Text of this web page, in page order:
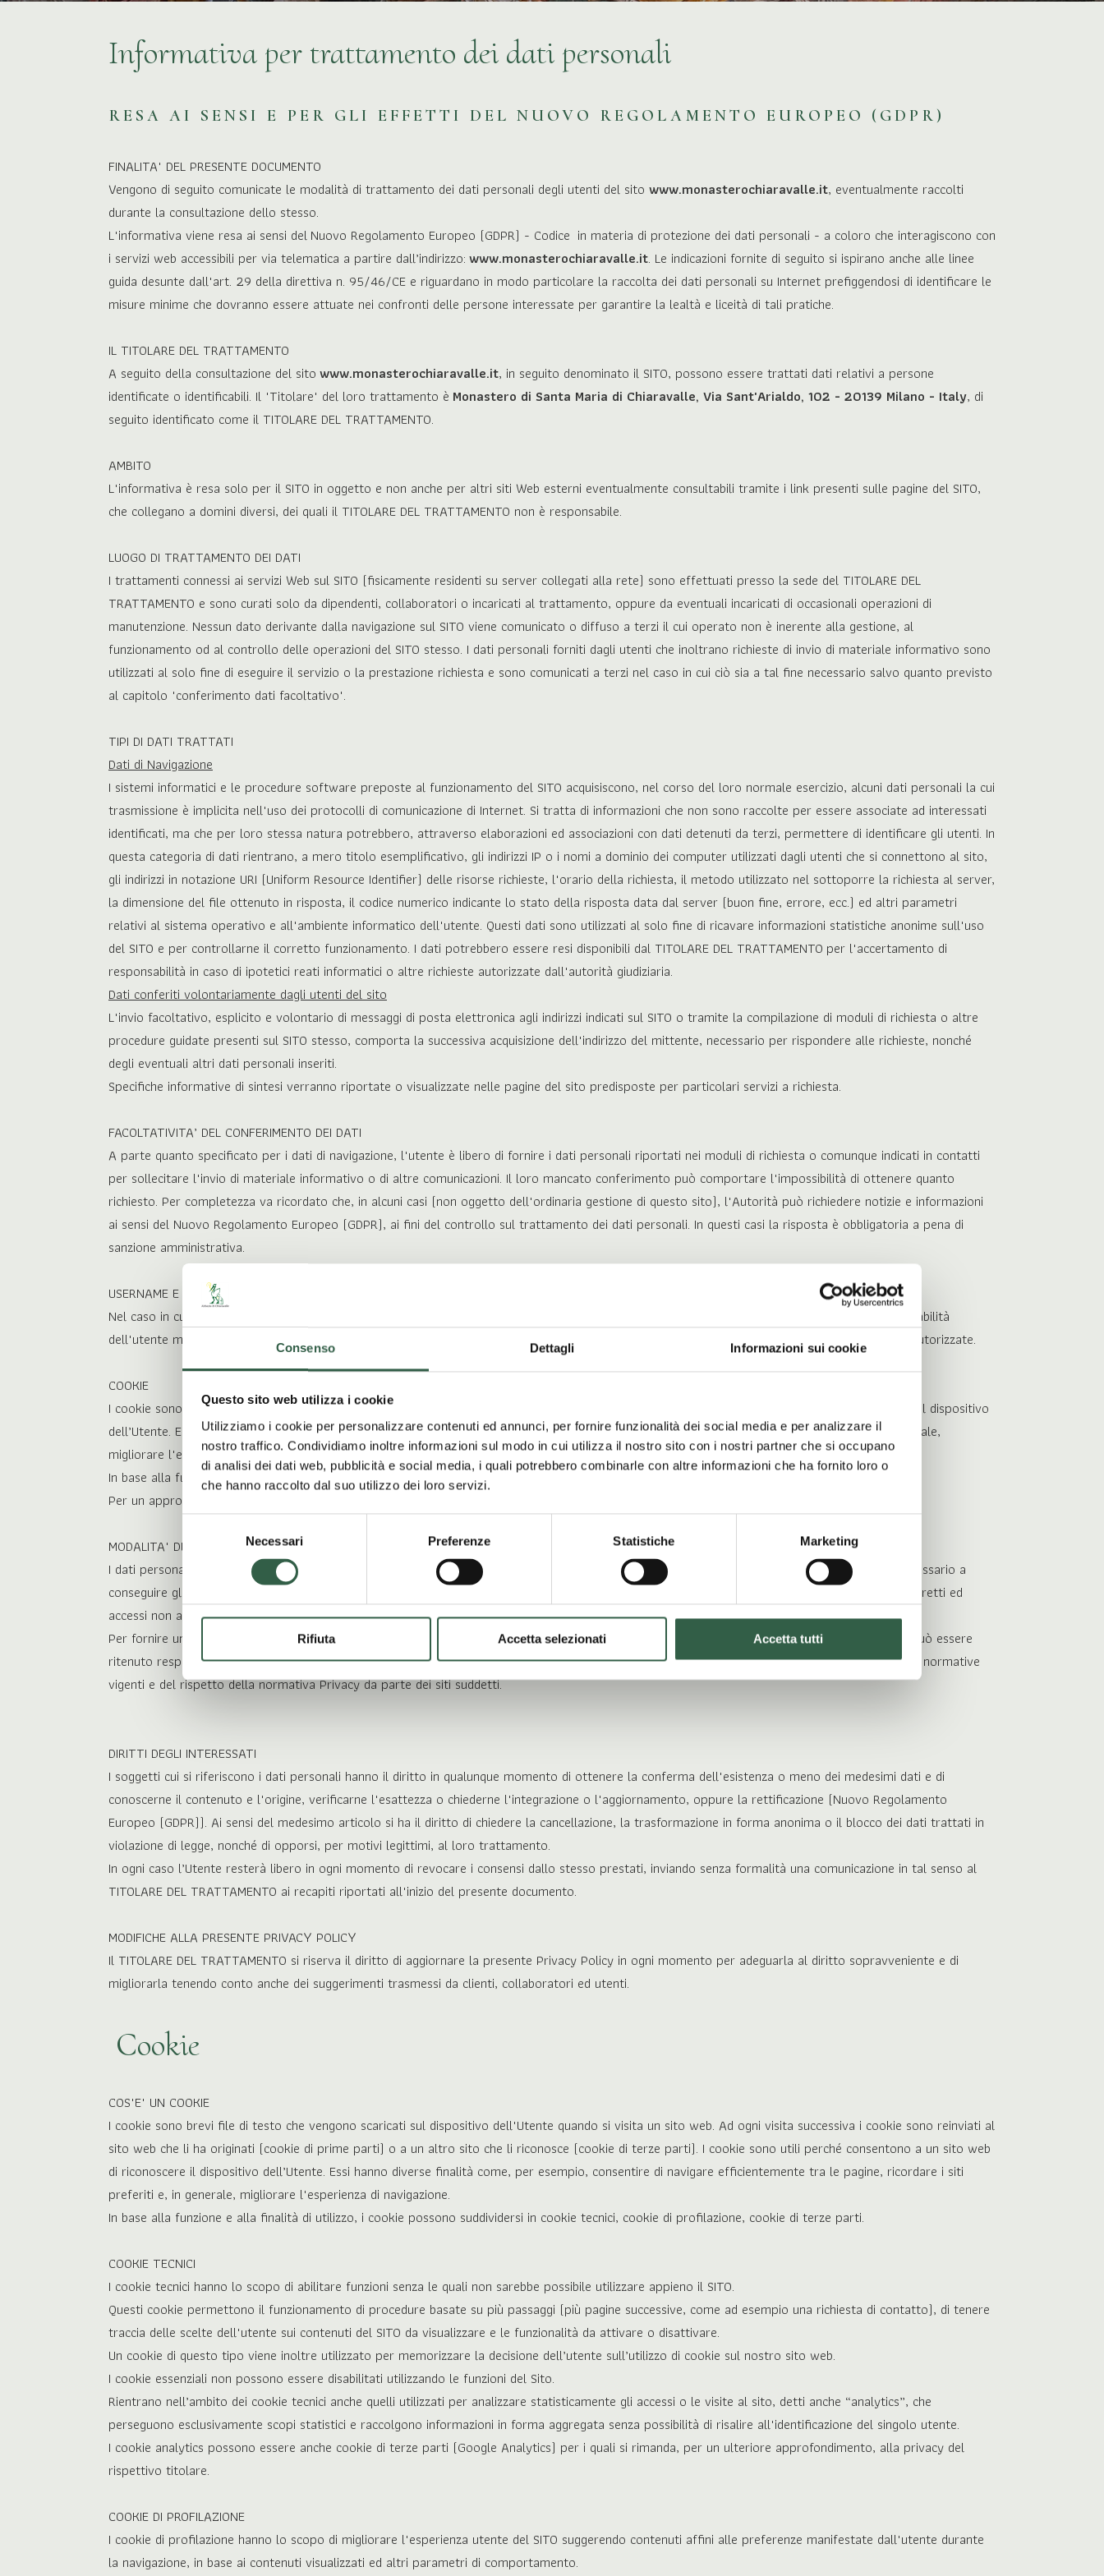
Consenso Dettagli Informazioni sui cookie
Questo sito web utilizza i cookie
Utilizziamo i cookie per personalizzare contenuti ed annunci, per fornire funzionalità dei social media e per analizzare il
nostro traffico. Condividiamo inoltre informazioni sul modo in cui utilizza il nostro sito con i nostri partner che si occupano
di analisi dei dati web, pubblicità e social media, i quali potrebbero combinarle con altre informazioni che ha fornito loro o
che hanno raccolto dal suo utilizzo dei loro servizi.
del
Necessari Preferenze Statistiche Marketing
Rifiuta Accetta selezionati Accetta tutti
Informativa per trattamento dei dati personali
RESA AI SENSI E PER GLI EFFETTI DEL NUOVO REGOLAMENTO EUROPEO (GDPR)
FINALITA' DEL PRESENTE DOCUMENTO
Vengono di seguito comunicate le modalità di trattamento dei dati personali degli utenti del sito www.monasterochiaravalle.it, eventualmente raccolti
durante la consultazione dello stesso.
L'informativa viene resa ai sensi del Nuovo Regolamento Europeo (GDPR) - Codice in materia di protezione dei dati personali - a coloro che interagiscono con
i servizi web accessibili per via telematica a partire dall’indirizzo:www.monasterochiaravalle.it. Le indicazioni fornite di seguito si ispirano anche alle linee
guida desunte dall'art. 29 della direttiva n. 95/46/CE e riguardano in modo particolare la raccolta dei dati personali su Internet prefiggendosi di identificare le
misure minime che dovranno essere attuate nei confronti delle persone interessate per garantire la lealtà e liceità di tali pratiche.
IL TITOLARE DEL TRATTAMENTO
A seguito della consultazione del sitowww.monasterochiaravalle.it, in seguito denominato il SITO, possono essere trattati dati relativi a persone
identificate o identificabili. Il "Titolare" del loro trattamento è Monastero di Santa Maria di Chiaravalle, Via Sant'Arialdo, 102 - 20139 Milano - Italy, di
seguito identificato come il TITOLARE DEL TRATTAMENTO.
AMBITO
L'informativa è resa solo per il SITO in oggetto e non anche per altri siti Web esterni eventualmente consultabili tramite i link presenti sulle pagine del SITO,
che collegano a domini diversi, dei quali il TITOLARE DEL TRATTAMENTO non è responsabile.
LUOGO DI TRATTAMENTO DEI DATI
I trattamenti connessi ai servizi Web sul SITO (fisicamente residenti su server collegati alla rete) sono effettuati presso la sede del TITOLARE DEL
TRATTAMENTO e sono curati solo da dipendenti, collaboratori o incaricati al trattamento, oppure da eventuali incaricati di occasionali operazioni di
manutenzione. Nessun dato derivante dalla navigazione sul SITO viene comunicato o diffuso a terzi il cui operato non è inerente alla gestione, al
funzionamento od al controllo delle operazioni del SITO stesso. I dati personali forniti dagli utenti che inoltrano richieste di invio di materiale informativo sono
utilizzati al solo fine di eseguire il servizio o la prestazione richiesta e sono comunicati a terzi nel caso in cui ciò sia a tal fine necessario salvo quanto previsto
al capitolo "conferimento dati facoltativo".
TIPI DI DATI TRATTATI
Dati di Navigazione
I sistemi informatici e le procedure software preposte al funzionamento del SITO acquisiscono, nel corso del loro normale esercizio, alcuni dati personali la cui
trasmissione è implicita nell'uso dei protocolli di comunicazione di Internet. Si tratta di informazioni che non sono raccolte per essere associate ad interessati
identificati, ma che per loro stessa natura potrebbero, attraverso elaborazioni ed associazioni con dati detenuti da terzi, permettere di identificare gli utenti. In
questa categoria di dati rientrano, a mero titolo esemplificativo, gli indirizzi IP o i nomi a dominio dei computer utilizzati dagli utenti che si connettono al sito,
gli indirizzi in notazione URI (Uniform Resource Identifier) delle risorse richieste, l'orario della richiesta, il metodo utilizzato nel sottoporre la richiesta al server,
la dimensione del file ottenuto in risposta, il codice numerico indicante lo stato della risposta data dal server (buon fine, errore, ecc.) ed altri parametri
relativi al sistema operativo e all'ambiente informatico dell'utente. Questi dati sono utilizzati al solo fine di ricavare informazioni statistiche anonime sull'uso
del SITO e per controllarne il corretto funzionamento. I dati potrebbero essere resi disponibili dal TITOLARE DEL TRATTAMENTO per l'accertamento di
responsabilità in caso di ipotetici reati informatici o altre richieste autorizzate dall'autorità giudiziaria.
Dati conferiti volontariamente dagli utenti del sito
L'invio facoltativo, esplicito e volontario di messaggi di posta elettronica agli indirizzi indicati sul SITO o tramite la compilazione di moduli di richiesta o altre
procedure guidate presenti sul SITO stesso, comporta la successiva acquisizione dell'indirizzo del mittente, necessario per rispondere alle richieste, nonché
degli eventuali altri dati personali inseriti.
Specifiche informative di sintesi verranno riportate o visualizzate nelle pagine del sito predisposte per particolari servizi a richiesta.
FACOLTATIVITA’ DEL CONFERIMENTO DEI DATI
A parte quanto specificato per i dati di navigazione, l'utente è libero di fornire i dati personali riportati nei moduli di richiesta o comunque indicati in contatti
per sollecitare l'invio di materiale informativo o di altre comunicazioni. Il loro mancato conferimento può comportare l'impossibilità di ottenere quanto
richiesto. Per completezza va ricordato che, in alcuni casi (non oggetto dell'ordinaria gestione di questo sito), l'Autorità può richiedere notizie e informazioni
ai sensi del Nuovo Regolamento Europeo (GDPR), ai fini del controllo sul trattamento dei dati personali. In questi casi la risposta è obbligatoria a pena di
sanzione amministrativa.
USERNAME E PASSWORD
Nel caso in cui per l'accesso a sezioni riservate del SITO venga richiesto all'utente di scegliere uno 'username' e/o una 'password', sarà responsabilità
dell'utente mantenere tali dati riservati e comunicare immediatamente al TITOLARE DEL TRATTAMENTO il loro utilizzo da parte di persone non autorizzate.
COOKIE
I cookie sono brevi file di testo che vengono scaricati sul dispositivo dell'Utente quando si visita un sito web e consentono al SITO di riconoscere il dispositivo
dell’Utente. Essi hanno diverse finalità come, per esempio, consentire di navigare efficientemente tra le pagine, ricordare i siti preferiti e, in generale,
migliorare l'esperienza di navigazione.
In base alla funzione e alla finalità di utilizzo, i cookie possono suddividersi in cookie tecnici, cookie di profilazione, cookie di terze parti.
Per un approfondimento sui Cookie utilizzati dal SITO vedi
MODALITA' DEL TRATTAMENTO
I dati personali sono trattati con e senza strumenti elettronici o comunque automatizzati, informatici o telematici per il tempo strettamente necessario a
conseguire gli scopi per cui sono stati raccolti. Specifiche misure di sicurezza sono osservate per prevenire la perdita dei dati, usi illeciti o non corretti ed
accessi non autorizzati in ottemperanza agli obblighi di adeguamento a misure minime di sicurezza.
Per fornire un servizio completo il SITO può contenere link ad altri siti web, non gestiti dal presente TITOLARE DEL TRATTAMENTO il quale non può essere
ritenuto responsabile di errori, contenuti, cookie, pubblicazioni di contenuto morale illecito, pubblicità, banner o file non conformi alle disposizioni normative
vigenti e del rispetto della normativa Privacy da parte dei siti suddetti.
DIRITTI DEGLI INTERESSATI
I soggetti cui si riferiscono i dati personali hanno il diritto in qualunque momento di ottenere la conferma dell'esistenza o meno dei medesimi dati e di
conoscerne il contenuto e l'origine, verificarne l'esattezza o chiederne l'integrazione o l'aggiornamento, oppure la rettificazione (Nuovo Regolamento
Europeo (GDPR)). Ai sensi del medesimo articolo si ha il diritto di chiedere la cancellazione, la trasformazione in forma anonima o il blocco dei dati trattati in
violazione di legge, nonché di opporsi, per motivi legittimi, al loro trattamento.
In ogni caso l’Utente resterà libero in ogni momento di revocare i consensi dallo stesso prestati, inviando senza formalità una comunicazione in tal senso al
TITOLARE DEL TRATTAMENTO ai recapiti riportati all'inizio del presente documento.
MODIFICHE ALLA PRESENTE PRIVACY POLICY
Il TITOLARE DEL TRATTAMENTO si riserva il diritto di aggiornare la presente Privacy Policy in ogni momento per adeguarla al diritto sopravveniente e di
migliorarla tenendo conto anche dei suggerimenti trasmessi da clienti, collaboratori ed utenti.
Cookie
COS'E' UN COOKIE
I cookie sono brevi file di testo che vengono scaricati sul dispositivo dell'Utente quando si visita un sito web. Ad ogni visita successiva i cookie sono reinviati al
sito web che li ha originati (cookie di prime parti) o a un altro sito che li riconosce (cookie di terze parti). I cookie sono utili perché consentono a un sito web
di riconoscere il dispositivo dell’Utente. Essi hanno diverse finalità come, per esempio, consentire di navigare efficientemente tra le pagine, ricordare i siti
preferiti e, in generale, migliorare l'esperienza di navigazione.
In base alla funzione e alla finalità di utilizzo, i cookie possono suddividersi in cookie tecnici, cookie di profilazione, cookie di terze parti.
COOKIE TECNICI
I cookie tecnici hanno lo scopo di abilitare funzioni senza le quali non sarebbe possibile utilizzare appieno il SITO.
Questi cookie permettono il funzionamento di procedure basate su più passaggi (più pagine successive, come ad esempio una richiesta di contatto), di tenere
traccia delle scelte dell'utente sui contenuti del SITO da visualizzare e le funzionalità da attivare o disattivare.
Un cookie di questo tipo viene inoltre utilizzato per memorizzare la decisione dell’utente sull’utilizzo di cookie sul nostro sito web.
I cookie essenziali non possono essere disabilitati utilizzando le funzioni del Sito.
Rientrano nell’ambito dei cookie tecnici anche quelli utilizzati per analizzare statisticamente gli accessi o le visite al sito, detti anche “analytics”, che
perseguono esclusivamente scopi statistici e raccolgono informazioni in forma aggregata senza possibilità di risalire all'identificazione del singolo utente.
I cookie analytics possono essere anche cookie di terze parti (Google Analytics) per i quali si rimanda, per un ulteriore approfondimento, alla privacy del
rispettivo titolare.
COOKIE DI PROFILAZIONE
I cookie di profilazione hanno lo scopo di migliorare l'esperienza utente del SITO suggerendo contenuti affini alle preferenze manifestate dall'utente durante
la navigazione, in base ai contenuti visualizzati ed altri parametri di comportamento.